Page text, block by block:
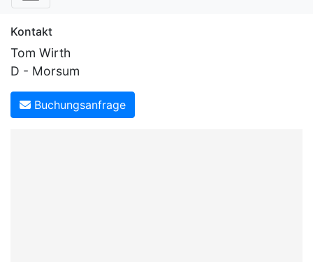
Kontakt
Tom Wirth
D - Morsum
Buchungsanfrage